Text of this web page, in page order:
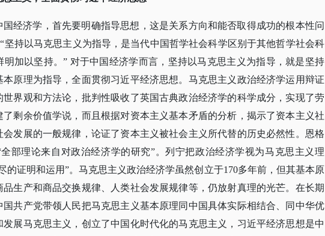
经济学，首先要明确指导思想，这是关系方向和能否取得成功的根本性问
“坚持以马克思主义为指导，是当代中国哲学社会科学区别于其他哲学社会科
加以坚持。” 对于中国经济学而言，坚持以马克思主义为指导，就是坚持
本原理为指导，全面贯彻习近平经济思想。马克思主义政治经济学运用辩证
界观和方法论，批判性吸收了英国古典政治经济学的科学成分，实现了劳
剩余价值学说，而且根据对资本主义基本矛盾的分析，揭示了资本主义社
发展的一般规律，论证了资本主义被社会主义所代替的历史必然性。恩格
部理论来自对政治经济学的研究”。列宁把政治经济学视为马克思主义理
的证明和运用”。马克思主义政治经济学虽然创立于170多年前，但其基本原
生产和商品交换规律、人类社会发展规律等，仍放射真理的光芒。在长期
共产党带领人民把马克思主义基本原理同中国具体实际相结合、同中华优
展马克思主义，创立了中国化时代化的马克思主义，习近平经济思想是中